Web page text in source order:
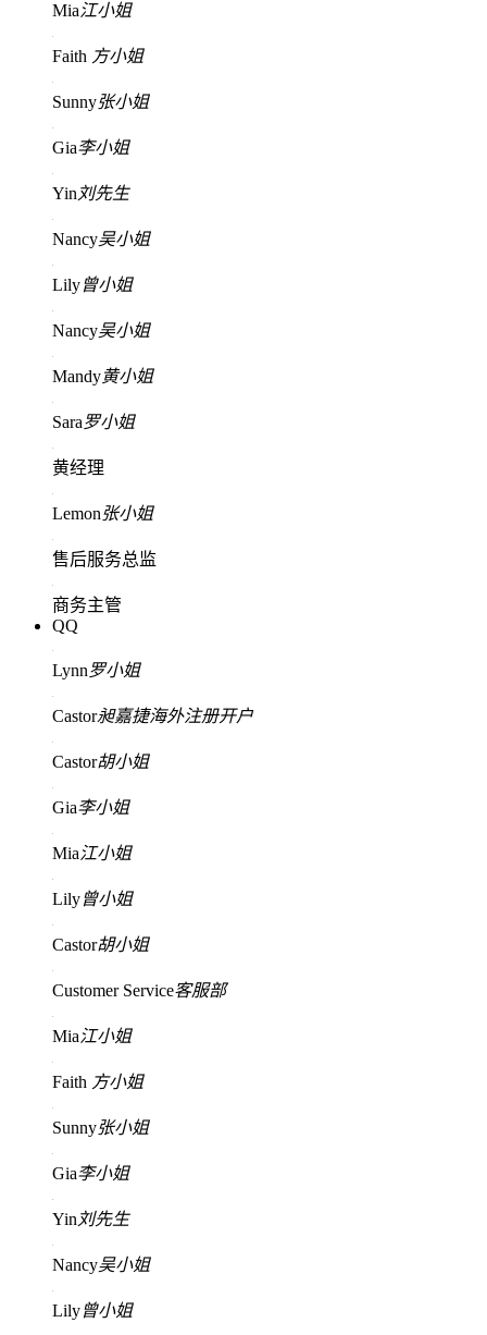
Mia江小姐
Faith 方小姐
Sunny张小姐
Gia李小姐
Yin 刘先生
Nancy吴小姐
Lily曾小姐
Nancy吴小姐
Mandy黄小姐
Sara罗小姐
黄经理
Lemon张小姐
售后服务总监
商务主管
QQ
Lynn罗小姐
Castor昶嘉捷海外注册开户
Castor胡小姐
Gia李小姐
Mia江小姐
Lily曾小姐
Castor胡小姐
Customer Service客服部
Mia江小姐
Faith 方小姐
Sunny张小姐
Gia李小姐
Yin 刘先生
Nancy吴小姐
Lily曾小姐